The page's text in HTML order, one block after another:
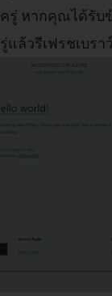
รู่ หากคุณได้รับ
ล้วรีเฟรชเบรา